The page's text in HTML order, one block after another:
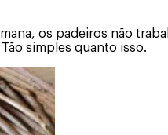
os padeiros não
simples quanto isso.